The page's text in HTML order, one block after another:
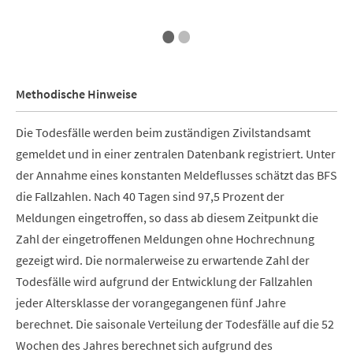
••
Methodische Hinweise
Die Todesfälle werden beim zuständigen Zivilstandsamt
gemeldet und in einer zentralen Datenbank registriert. Unter
der Annahme eines konstanten Meldeflusses schätzt das BFS
die Fallzahlen. Nach 40 Tagen sind 97,5 Prozent der
Meldungen eingetroffen, so dass ab diesem Zeitpunkt die
Zahl der eingetroffenen Meldungen ohne Hochrechnung
gezeigt wird. Die normalerweise zu erwartende Zahl der
Todesfälle wird aufgrund der Entwicklung der Fallzahlen
jeder Altersklasse der vorangegangenen fünf Jahre
berechnet. Die saisonale Verteilung der Todesfälle auf die 52
Wochen des Jahres berechnet sich aufgrund des